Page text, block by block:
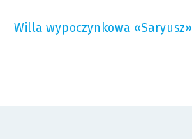
Willa wypoczynkowa «Saryusz»